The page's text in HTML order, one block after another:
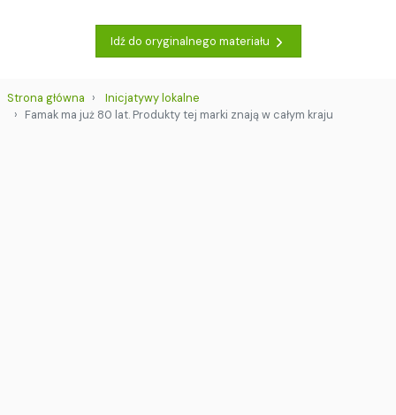
Idź do oryginalnego materiału
Strona główna
Inicjatywy lokalne
Famak ma już 80 lat. Produkty tej marki znają w całym kraju